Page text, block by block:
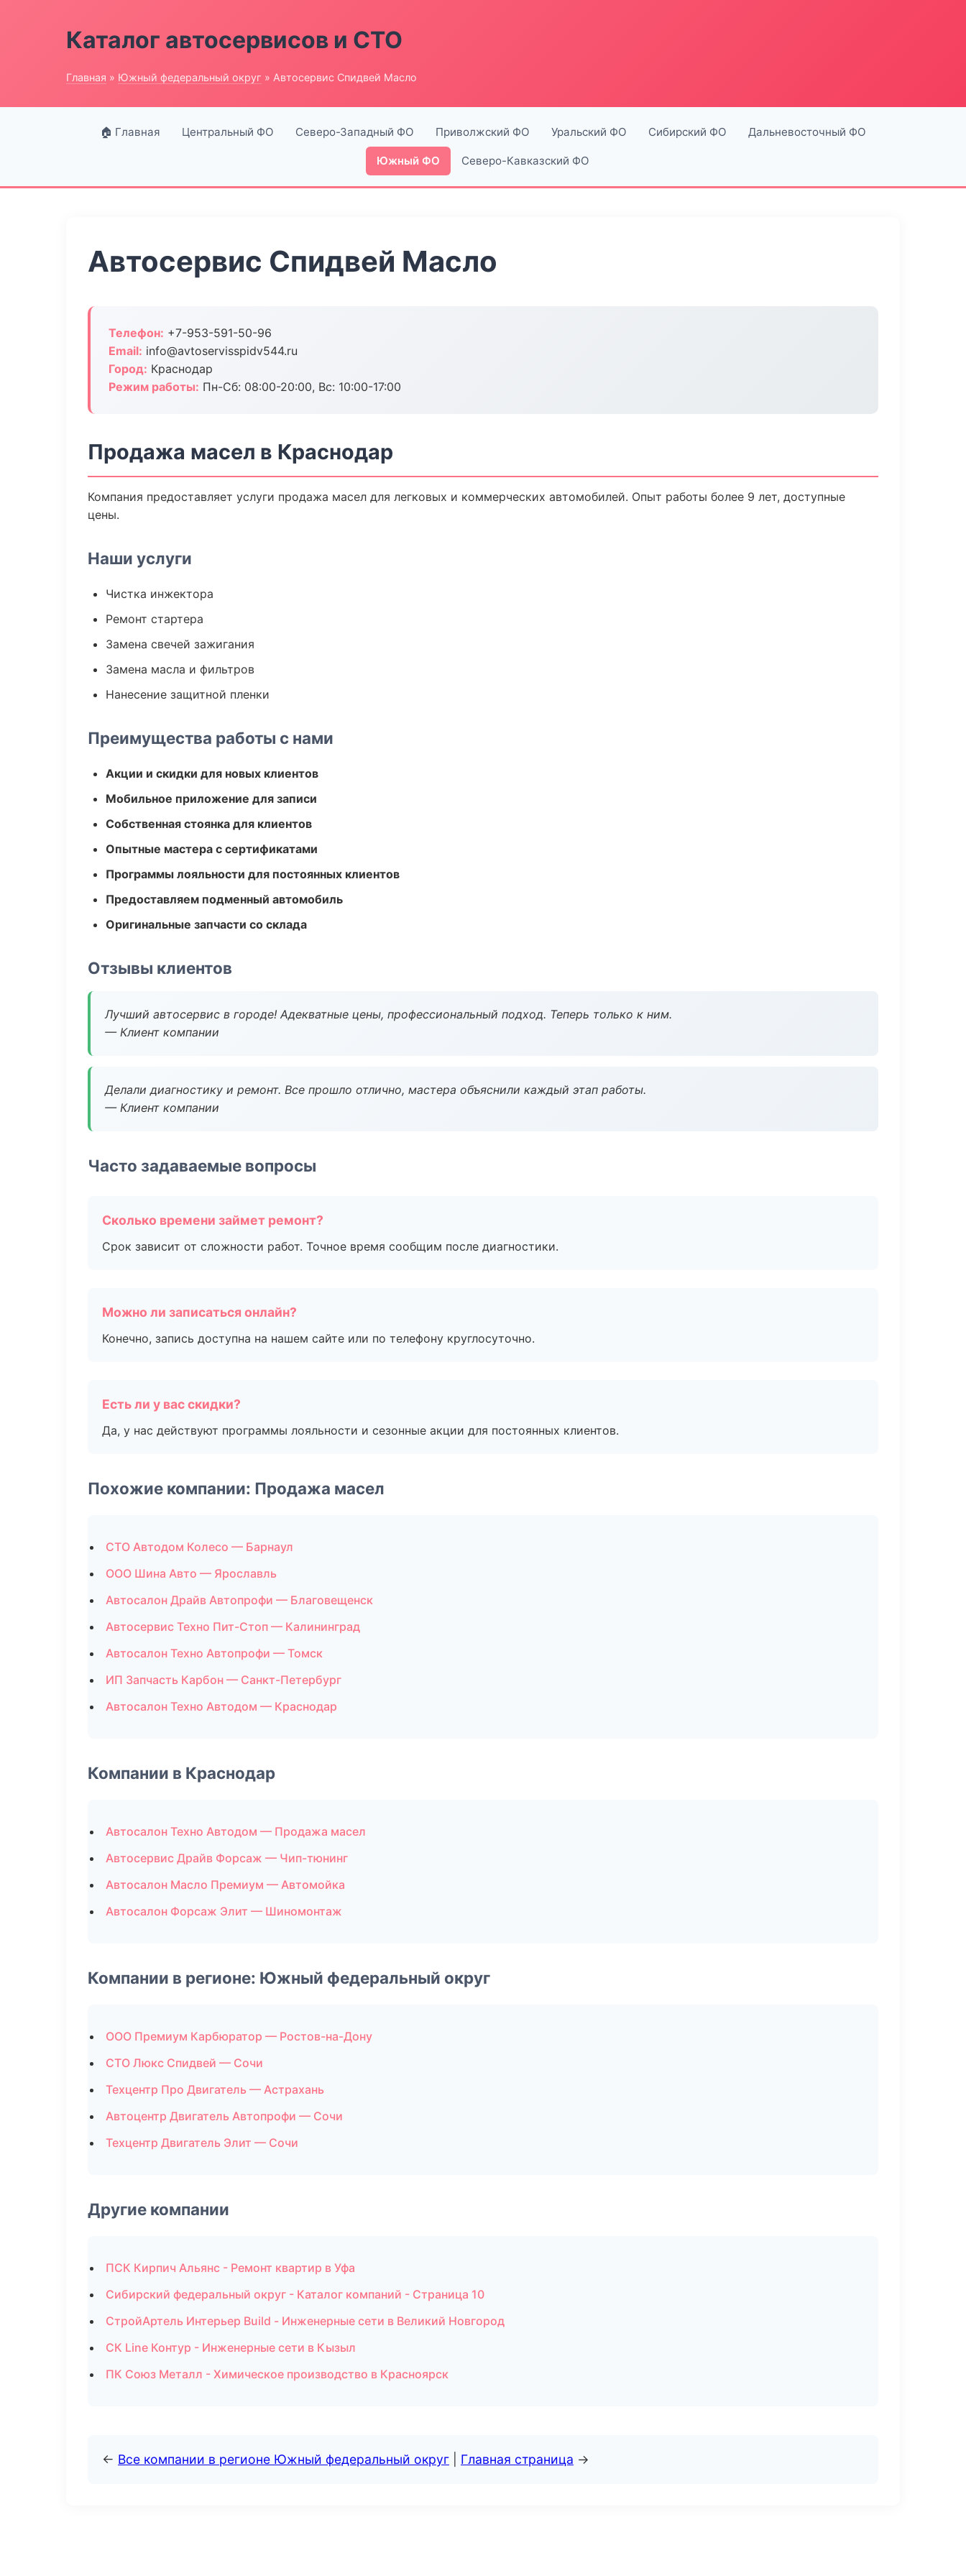
Каталог автосервисов и СТО
Главная » Южный федеральный округ » Автосервис Спидвей Масло
🏠 Главная Центральный ФО Северо-Западный ФО Приволжский ФО Уральский ФО Сибирский ФО Дальневосточный ФО
Южный ФО Северо-Кавказский ФО
Автосервис Спидвей Масло
Телефон: +7-953-591-50-96
Email: info@avtoservisspidv544.ru
Город: Краснодар
Режим работы: Пн-Сб: 08:00-20:00, Вс: 10:00-17:00
Продажа масел в Краснодар
Компания предоставляет услуги продажа масел для легковых и коммерческих автомобилей. Опыт работы более 9 лет, доступные
цены.
Наши услуги
Чистка инжектора
Ремонт стартера
Замена свечей зажигания
Замена масла и фильтров
Нанесение защитной пленки
Преимущества работы с нами
Акции и скидки для новых клиентов
Мобильное приложение для записи
Собственная стоянка для клиентов
Опытные мастера с сертификатами
Программы лояльности для постоянных клиентов
Предоставляем подменный автомобиль
Оригинальные запчасти со склада
Отзывы клиентов
Лучший автосервис в городе! Адекватные цены, профессиональный подход. Теперь только к ним.
— Клиент компании
Делали диагностику и ремонт. Все прошло отлично, мастера объяснили каждый этап работы.
— Клиент компании
Часто задаваемые вопросы
Сколько времени займет ремонт?
Срок зависит от сложности работ. Точное время сообщим после диагностики.
Можно ли записаться онлайн?
Конечно, запись доступна на нашем сайте или по телефону круглосуточно.
Есть ли у вас скидки?
Да, у нас действуют программы лояльности и сезонные акции для постоянных клиентов.
Похожие компании: Продажа масел
СТО Автодом Колесо — Барнаул
ООО Шина Авто — Ярославль
Автосалон Драйв Автопрофи — Благовещенск
Автосервис Техно Пит-Стоп — Калининград
Автосалон Техно Автопрофи — Томск
ИП Запчасть Карбон — Санкт-Петербург
Автосалон Техно Автодом — Краснодар
Компании в Краснодар
Автосалон Техно Автодом — Продажа масел
Автосервис Драйв Форсаж — Чип-тюнинг
Автосалон Масло Премиум — Автомойка
Автосалон Форсаж Элит — Шиномонтаж
Компании в регионе: Южный федеральный округ
ООО Премиум Карбюратор — Ростов-на-Дону
СТО Люкс Спидвей — Сочи
Техцентр Про Двигатель — Астрахань
Автоцентр Двигатель Автопрофи — Сочи
Техцентр Двигатель Элит — Сочи
Другие компании
ПСК Кирпич Альянс - Ремонт квартир в Уфа
Сибирский федеральный округ - Каталог компаний - Страница 10
СтройАртель Интерьер Build - Инженерные сети в Великий Новгород
СК Line Контур - Инженерные сети в Кызыл
ПК Союз Металл - Химическое производство в Красноярск
← Все компании в регионе Южный федеральный округ Главная страница →